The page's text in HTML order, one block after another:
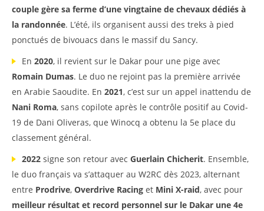
couple gère sa ferme d’une vingtaine de chevaux dédiés à
la randonnée. L’été, ils organisent aussi des treks à pied
ponctués de bivouacs dans le massif du Sancy.
En 2020, il revient sur le Dakar pour une pige avec
Romain Dumas. Le duo ne rejoint pas la première arrivée
en Arabie Saoudite. En 2021, c’est sur un appel inattendu de
Nani Roma, sans copilote après le contrôle positif au Covid-
19 de Dani Oliveras, que Winocq a obtenu la 5e place du
classement général.
2022 signe son retour avec Guerlain Chicherit. Ensemble,
le duo français va s’attaquer au W2RC dès 2023, alternant
entre Prodrive, Overdrive Racing et Mini X-raid, avec pour
meilleur résultat et record personnel sur le Dakar une 4e